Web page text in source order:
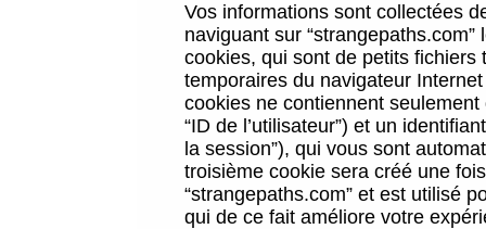
Vos informations sont collectées
naviguant sur
cookies, qui sont de petits
temporaires du navigateur
cookies ne contiennent
“ID de l’utilisateur”) et un
la session”), qui vous sont
troisième cookie sera créé une
“strangepaths.com” et est utilisé
qui de ce fait améliore votre